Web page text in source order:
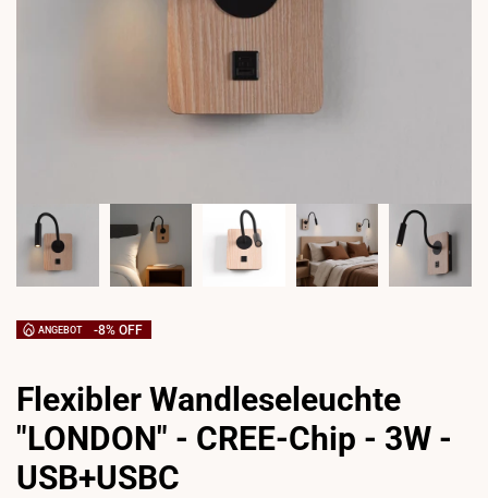
ANGEBOT -8% OFF
Flexibler Wandleseleuchte
"LONDON" - CREE-Chip - 3W -
USB+USBC